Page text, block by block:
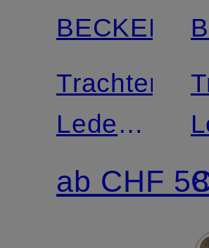
BECKERT
Trachten-
Lederhose
ab CHF